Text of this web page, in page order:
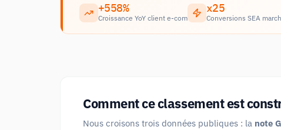
+558%
Croissance YoY client e-com
x25
Conversions SEA
Comment ce classement est
Nous croisons trois données publiques : la note